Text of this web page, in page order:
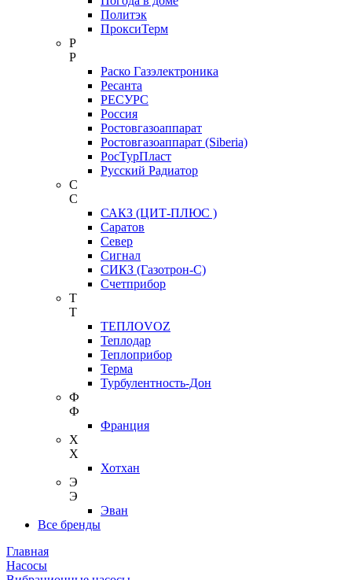
Политэк
ПроксиТерм
Р
Р
Раско Газэлектроника
Ресанта
РЕСУРС
Россия
Ростовгазоаппарат
Ростовгазоаппарат (Siberia)
РосТурПласт
Русский Радиатор
С
С
САКЗ (ЦИТ-ПЛЮС )
Саратов
Север
Сигнал
СИКЗ (Газотрон-С)
Счетприбор
Т
Т
ТЕПЛОVOZ
Теплодар
Теплоприбор
Терма
Турбулентность-Дон
Ф
Ф
Франция
Х
Х
Хотхан
Э
Э
Эван
Все бренды
Главная
Насосы